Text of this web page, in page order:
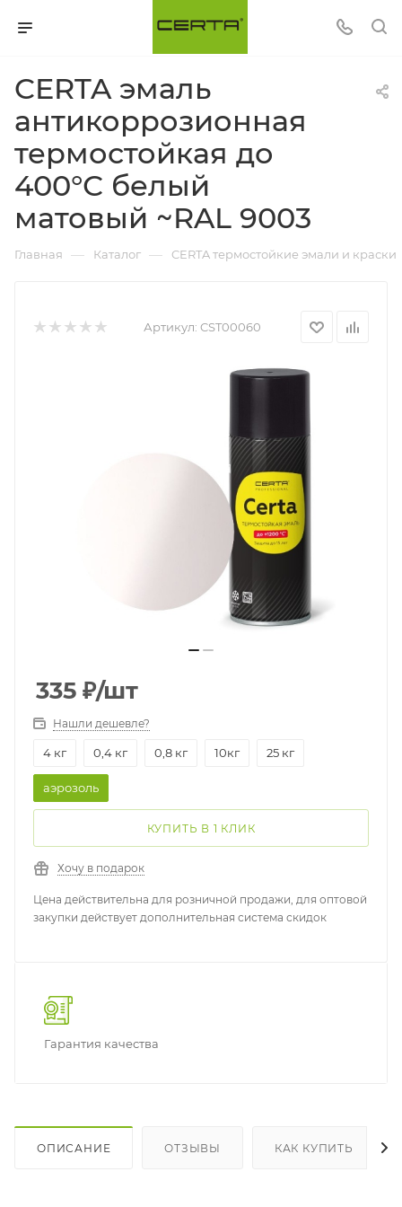
CERTA эмаль
антикоррозионная
термостойкая до
400°С белый
матовый ~RAL 9003
Главная — Каталог — CERTA термостойкие эмали и краски
Артикул: CST00060
335 ₽/шт
Нашли дешевле?
4 кг 0,4 кг 0,8 кг 10кг 25 кг
аэрозоль
КУПИТЬ В 1 КЛИК
Хочу в подарок
Цена действительна для розничной продажи, для оптовой
закупки действует дополнительная система скидок
Гарантия качества
ОПИСАНИЕ ОТЗЫВЫ КАК КУПИТЬ